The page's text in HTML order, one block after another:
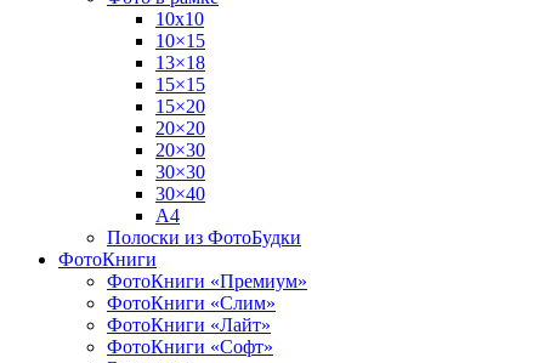
10х10
10×15
13×18
15×15
15×20
20×20
20×30
30×30
30×40
A4
Полоски из ФотоБудки
ФотоКниги
ФотоКниги «Премиум»
ФотоКниги «Слим»
ФотоКниги «Лайт»
ФотоКниги «Софт»